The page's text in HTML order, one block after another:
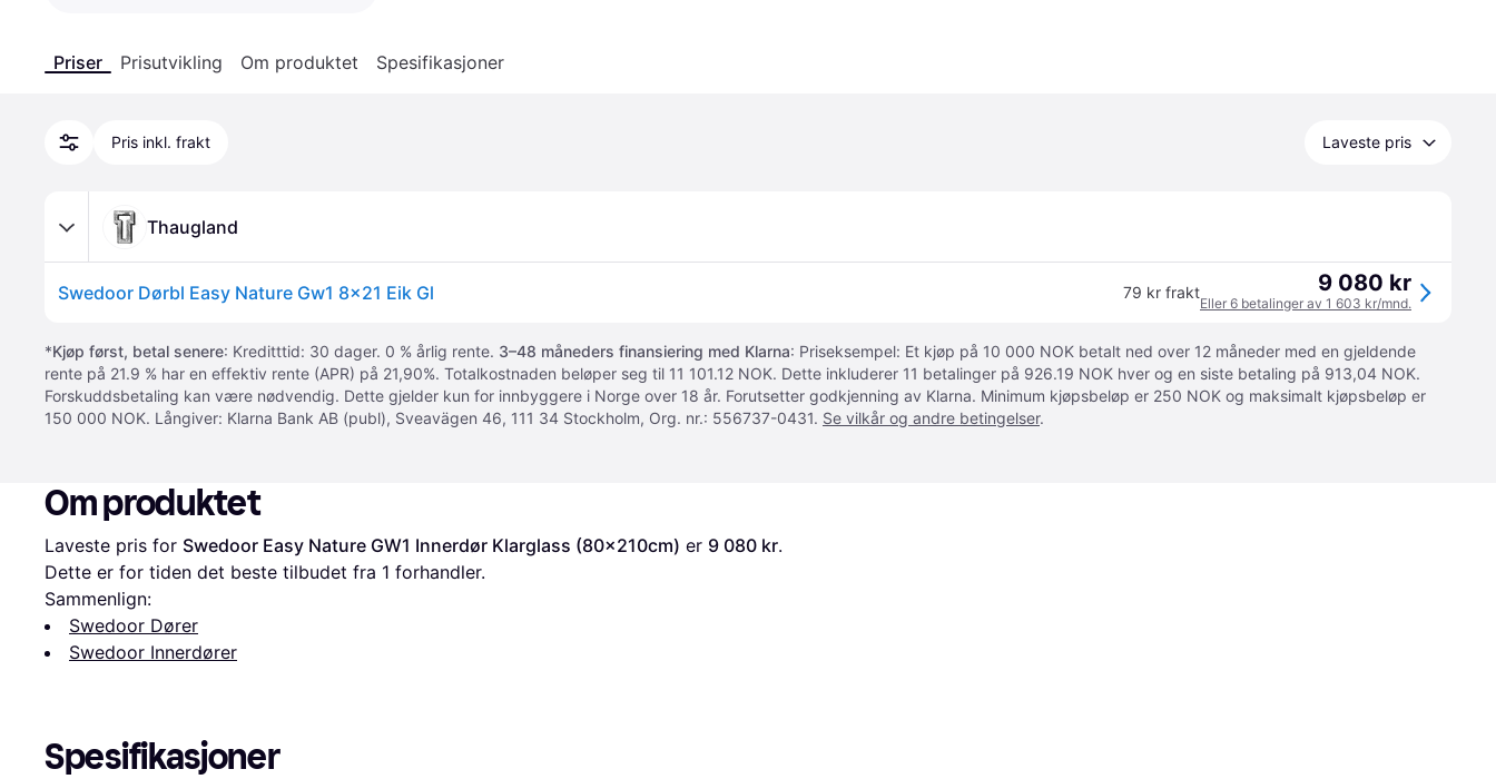
Priser Prisutvikling Om produktet Spesifikasjoner
Pris inkl. frakt Laveste pris
Thaugland
Swedoor Dørbl Easy Nature Gw1 8x21 Eik Gl 79 kr frakt 9 080 kr
Eller 6 betalinger av 1 603 kr/mnd.
*Kjøp først, betal senere: Kreditttid: 30 dager. 0 % årlig rente. 3–48 måneders finansiering med Klarna: Priseksempel: Et kjøp på 10 000 NOK betalt ned over 12 måneder med en gjeldende
rente på 21.9 % har en effektiv rente (APR) på 21,90%. Totalkostnaden beløper seg til 11 101.12 NOK. Dette inkluderer 11 betalinger på 926.19 NOK hver og en siste betaling på 913,04 NOK.
Forskuddsbetaling kan være nødvendig. Dette gjelder kun for innbyggere i Norge over 18 år. Forutsetter godkjenning av Klarna. Minimum kjøpsbeløp er 250 NOK og maksimalt kjøpsbeløp er
150 000 NOK. Långiver: Klarna Bank AB (publ), Sveavägen 46, 111 34 Stockholm, Org. nr.: 556737-0431. Se vilkår og andre betingelser.
Om produktet
Laveste pris for Swedoor Easy Nature GW1 Innerdør Klarglass (80x210cm) er 9 080 kr.
Dette er for tiden det beste tilbudet fra 1 forhandler.
Sammenlign:
Swedoor Dører
Swedoor Innerdører
Spesifikasjoner